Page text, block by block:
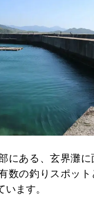
にある、玄界灘
数の釣りスポッ
います。